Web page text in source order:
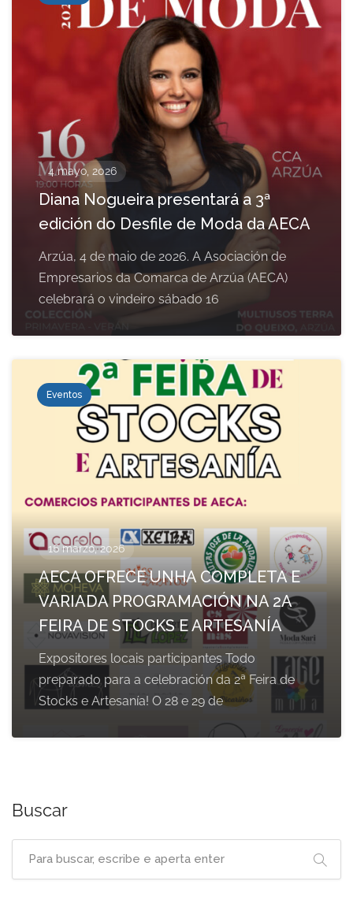
4 mayo, 2026
Diana Nogueira presentará a 3ª
edición do Desfile de Moda da AECA
Arzúa, 4 de maio de 2026. A Asociación de
Empresarios da Comarca de Arzúa (AECA)
celebrará o vindeiro sábado 16
Eventos
16 marzo, 2026
AECA OFRECE UNHA COMPLETA E
VARIADA PROGRAMACIÓN NA 2A
FEIRA DE STOCKS E ARTESANÍA
Expositores locais participantes Todo
preparado para a celebración da 2ª Feira de
Stocks e Artesanía! O 28 e 29 de
Buscar